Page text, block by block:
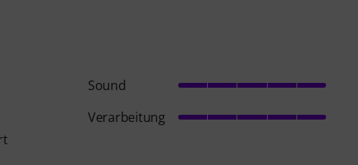
Sound
Verarbeitung